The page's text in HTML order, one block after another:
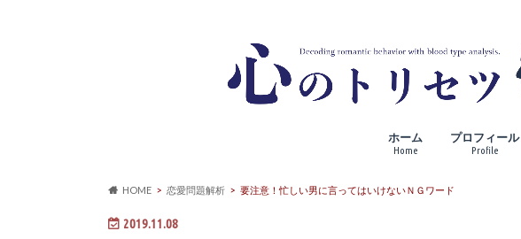
ホーム
Home
プロフィール
Profile
HOME 恋愛問題解析 要注意！忙しい男に言ってはいけないＮＧワード
2019.11.08